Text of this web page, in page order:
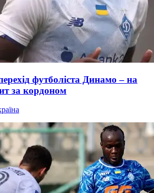
футболіста Динамо – на
за кордоном